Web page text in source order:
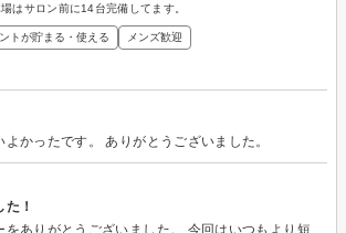
はサロン前に14台完備してます。
トが貯まる・使える メンズ歓迎
かったです。 ありがとうございました。
！